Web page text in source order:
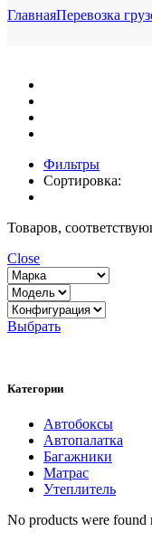
ГлавнаяПеревозка
Фильтры
Сортировка:
Товаров,
Close
Выбрать
Категории
Автобоксы
Автопалатка
Багажники
Матрас
Утеплитель
No products were found